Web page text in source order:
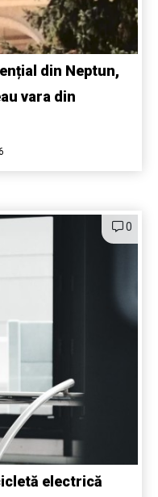
din Neptun,
vara din
0
electrică